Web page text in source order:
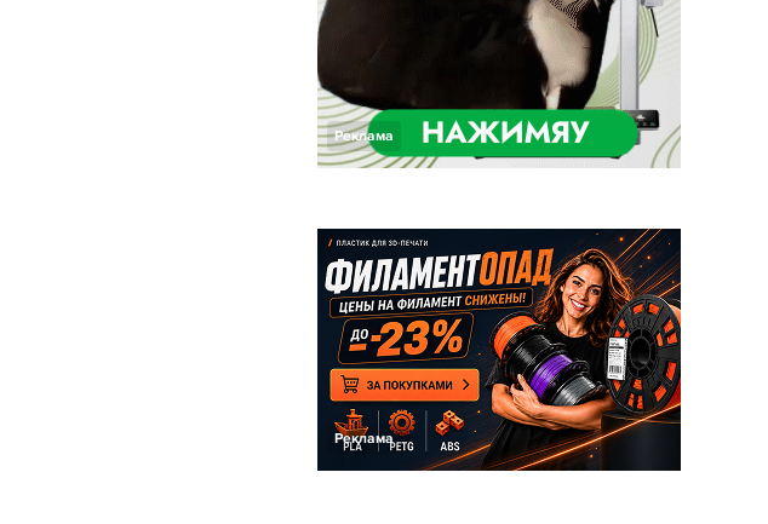
Реклама
Реклама